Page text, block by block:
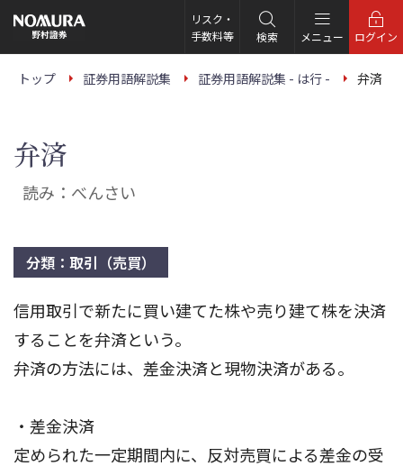
の
ー
リスク・
手数料等
検索 メニュー ログイン
トップ 証券用語解説集 証券用語解説集 - は行 - 弁済
弁済
読み：べんさい
分類：取引（売買）
信用取引で新たに買い建てた株や売り建て株を決済
することを弁済という。
弁済の方法には、差金決済と現物決済がある。
・差金決済
定められた一定期間内に、反対売買による差金の受